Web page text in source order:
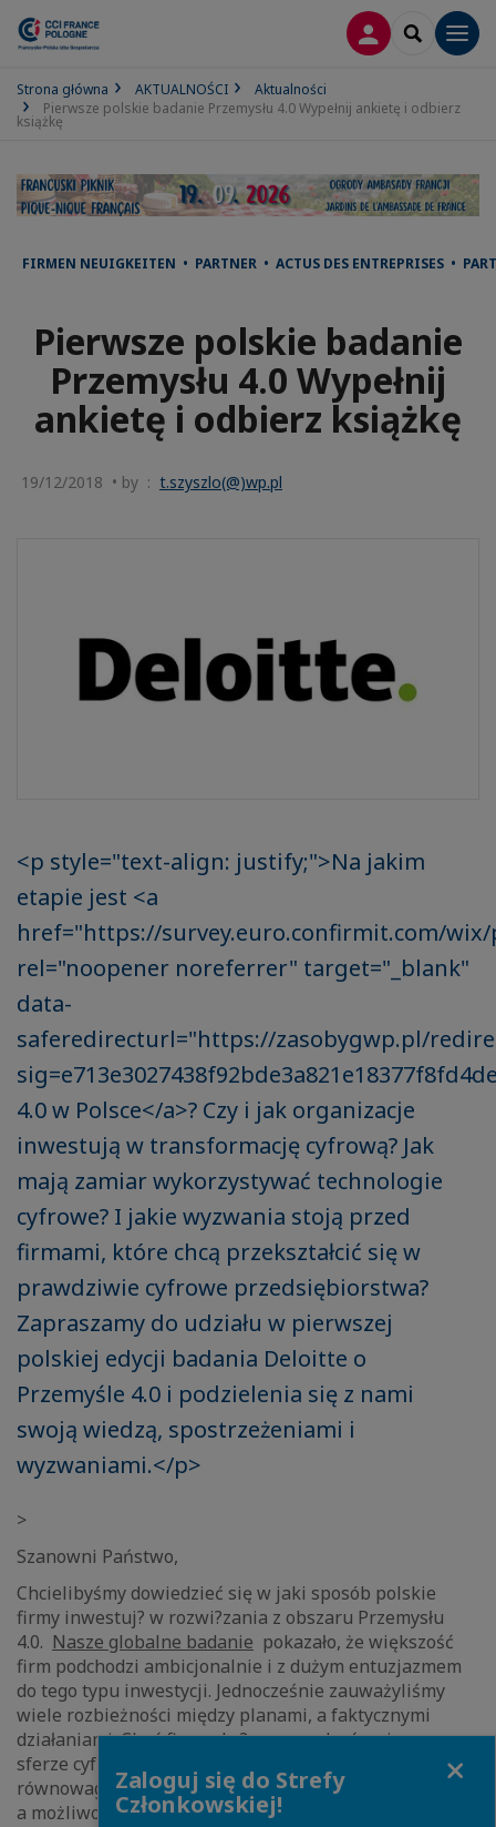
LOGOWANIE
SEARCH
Strona główna AKTUALNOŚCI
Aktualności
Pierwsze polskie badanie Przemysłu 4.0 Wypełnij ankietę i odbierz
książkę
FIRMEN NEUIGKEITEN • PARTNER • ACTUS DES ENTREPRISES •
Pierwsze polskie badanie
Przemysłu 4.0 Wypełnij
ankietę i odbierz książkę
19/12/2018 • by : t.szyszlo(@)wp.pl
<p style="text-align: justify;">Na jakim
etapie jest <a
href="https://survey.euro.confirmit.com/wix/
rel="noopener noreferrer" target="_blank"
data-
saferedirecturl="https://zasobygwp.pl/
4.0 w Polsce</a>? Czy i jak organizacje
inwestują w transformację cyfrową? Jak
mają zamiar wykorzystywać technologie
cyfrowe? I jakie wyzwania stoją przed
firmami, które chcą przekształcić się w
prawdziwie cyfrowe przedsiębiorstwa?
Zapraszamy do udziału w pierwszej
polskiej edycji badania Deloitte o
Przemyśle 4.0 i podzielenia się z nami
swoją wiedzą, spostrzeżeniami i
wyzwaniami.</p>
>
Szanowni Państwo,
Chcielibyśmy dowiedzieć się w jaki sposób polskie
firmy inwestuj? w rozwi?zania z obszaru Przemysłu
4.0. Nasze globalne badanie pokazało, że większość
firm podchodzi ambicjonalnie i z dużym entuzjazmem
do tego typu inwestycji. Jednocześnie zauważyliśmy
wiele rozbieżności między planami, a faktycznymi
działaniami. Choć firmy chc? wprowadzać zmiany w
sferze cyfrowej, to trudno im odnaleźć właściw? drogę i
równowagę między korzyściami z bież?cej działalności,
a możliwościami, jakie oferuje Przemysł 4.0.
Zaloguj się do Strefy
Członkowskiej!